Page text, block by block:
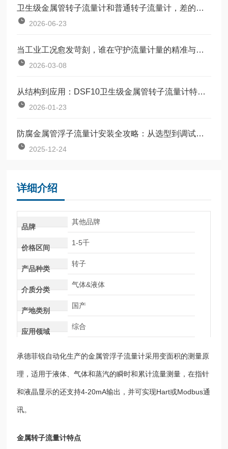
卫生级金属管转子流量计和普通转子流量计，差的不只是材质
2026-06-23
当工业工况愈发苛刻，谁在守护流量计量的精准与稳定？
2026-03-08
从结构到应用：DSF10卫生级金属管转子流量计特点全解析
2026-01-23
防腐金属管浮子流量计安装全攻略：从选型到调试的完整指南
2025-12-24
详细介绍
品牌
其他品牌
价格区间
1-5千
产品种类
转子
介质分类
气体&液体
产地类别
国产
应用领域
综合
承德菲锐自动化生产的金属管浮子流量计采用变面积的测量原
理，适用于液体、气体和蒸汽的瞬时和累计流量测量，在指针
和液晶显示的还支持4-20mA输出，并可实现Hart或Modbus通
讯。
金属转子流量计特点